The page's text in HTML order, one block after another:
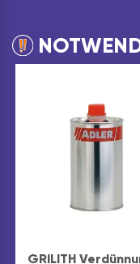
GRILITH